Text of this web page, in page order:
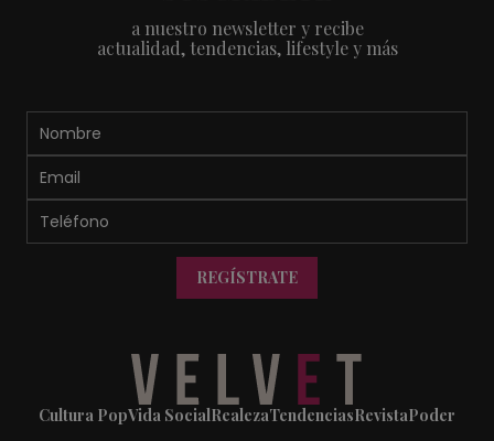
a nuestro newsletter y recibe
actualidad, tendencias, lifestyle y más
REGÍSTRATE
Cultura PopVida SocialRealezaTendenciasRevistaPoder